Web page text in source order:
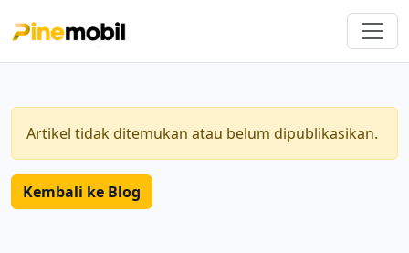
Artikel tidak ditemukan atau belum dipublikasikan.
Kembali ke Blog